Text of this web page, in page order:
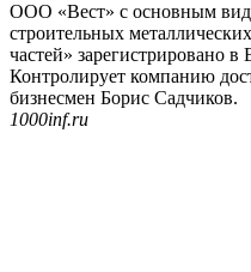
ООО «Вест» с основным
строительных
частей» зарегистрировано в
Контролирует компанию
бизнесмен Борис Садчиков.
1000inf.ru